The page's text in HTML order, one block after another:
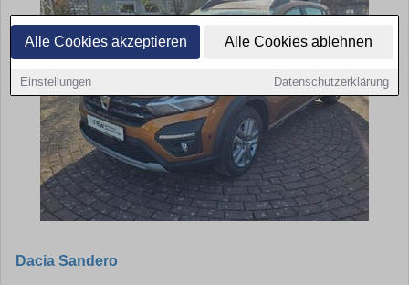
Alle Cookies akzeptieren Alle Cookies ablehnen
Einstellungen Datenschutzerklärung
Dacia Sandero